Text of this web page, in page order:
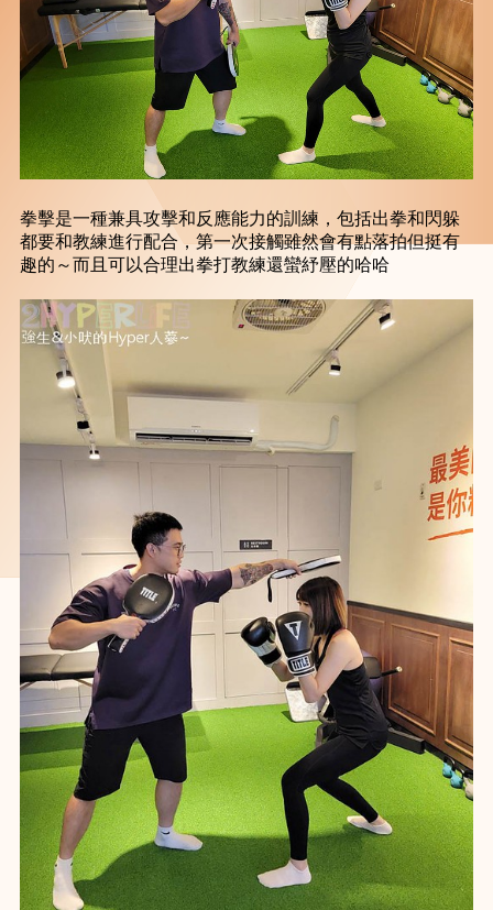
拳擊是一種兼具攻擊和反應能力的訓練，包括出拳和閃躲
都要和教練進行配合，第一次接觸雖然會有點落拍但挺有
趣的～而且可以合理出拳打教練還蠻紓壓的哈哈